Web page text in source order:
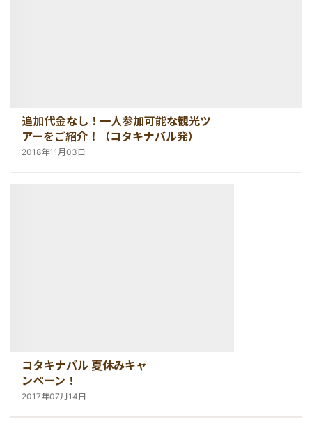
追加代金なし！一人参加可能な観光ツ
アーをご紹介！（コタキナバル発）
2018年11月03日
コタキナバル 夏休みキャ
ンペーン！
2017年07月14日